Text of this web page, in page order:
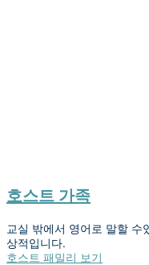
호스트 가족
교실 밖에서 영어로 말할 수
상적입니다.
호스트 패밀리 보기